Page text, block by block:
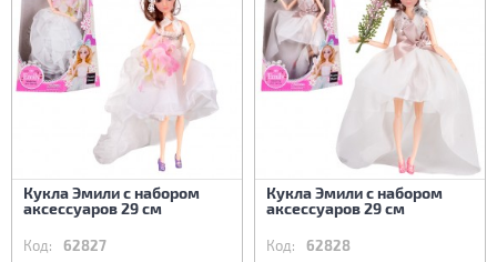
Кукла Эмили с набором
аксессуаров 29 см
Код: 62827
Кукла Эмили с набором
аксессуаров 29 см
Код: 62828